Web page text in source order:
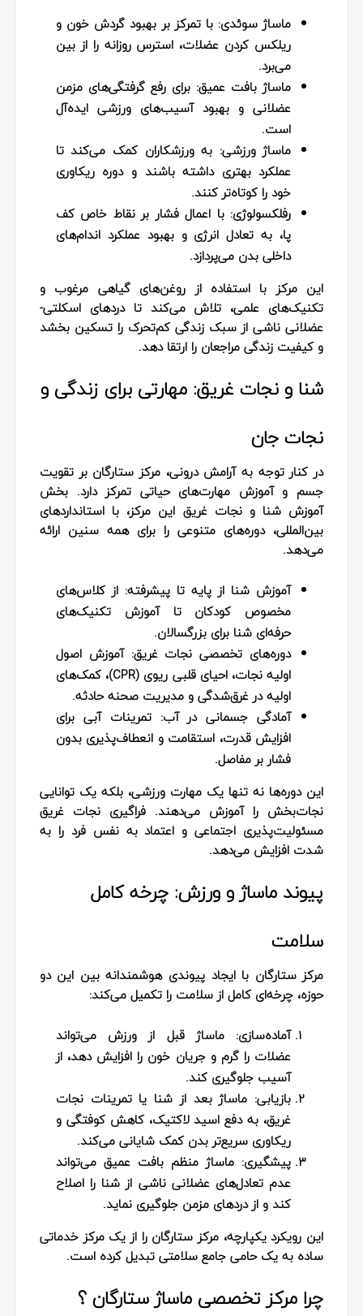
ماساژ سوئدی: با تمرکز بر بهبود گردش خون و
ریلکس کردن عضلات، استرس روزانه را از بین
می‌برد.
ماساژ بافت عمیق: برای رفع گرفتگی‌های مزمن
عضلانی و بهبود آسیب‌های ورزشی ایده‌آل
است.
ماساژ ورزشی: به ورزشکاران کمک می‌کند تا
عملکرد بهتری داشته باشند و دوره ریکاوری
خود را کوتاه‌تر کنند.
رفلکسولوژی: با اعمال فشار بر نقاط خاص کف
پا، به تعادل انرژی و بهبود عملکرد اندام‌های
داخلی بدن می‌پردازد.
این مرکز با استفاده از روغن‌های گیاهی مرغوب و
تکنیک‌های علمی، تلاش می‌کند تا دردهای اسکلتی-
عضلانی ناشی از سبک زندگی کم‌تحرک را تسکین بخشد
و کیفیت زندگی مراجعان را ارتقا دهد.
شنا و نجات غریق: مهارتی برای زندگی و
نجات جان
در کنار توجه به آرامش درونی، مرکز ستارگان بر تقویت
جسم و آموزش مهارت‌های حیاتی تمرکز دارد. بخش
آموزش شنا و نجات غریق این مرکز، با استانداردهای
بین‌المللی، دوره‌های متنوعی را برای همه سنین ارائه
می‌دهد.
آموزش شنا از پایه تا پیشرفته: از کلاس‌های
مخصوص کودکان تا آموزش تکنیک‌های
حرفه‌ای شنا برای بزرگسالان.
دوره‌های تخصصی نجات غریق: آموزش اصول
اولیه نجات، احیای قلبی ریوی (CPR)، کمک‌های
اولیه در غرق‌شدگی و مدیریت صحنه حادثه.
آمادگی جسمانی در آب: تمرینات آبی برای
افزایش قدرت، استقامت و انعطاف‌پذیری بدون
فشار بر مفاصل.
این دوره‌ها نه تنها یک مهارت ورزشی، بلکه یک توانایی
نجات‌بخش را آموزش می‌دهند. فراگیری نجات غریق
مسئولیت‌پذیری اجتماعی و اعتماد به نفس فرد را به
شدت افزایش می‌دهد.
پیوند ماساژ و ورزش: چرخه کامل
سلامت
مرکز ستارگان با ایجاد پیوندی هوشمندانه بین این دو
حوزه، چرخه‌ای کامل از سلامت را تکمیل می‌کند:
آماده‌سازی: ماساژ قبل از ورزش می‌تواند
عضلات را گرم و جریان خون را افزایش دهد، از
آسیب جلوگیری کند.
بازیابی: ماساژ بعد از شنا یا تمرینات نجات
غریق، به دفع اسید لاکتیک، کاهش کوفتگی و
ریکاوری سریع‌تر بدن کمک شایانی می‌کند.
پیشگیری: ماساژ منظم بافت عمیق می‌تواند
عدم تعادل‌های عضلانی ناشی از شنا را اصلاح
کند و از دردهای مزمن جلوگیری نماید.
این رویکرد یکپارچه، مرکز ستارگان را از یک مرکز خدماتی
ساده به یک حامی جامع سلامتی تبدیل کرده است.
چرا مرکز تخصصی ماساژ ستارگان ؟